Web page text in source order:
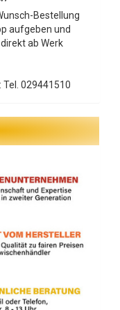
Bestellung
aufgeben und
ab Werk
Tel. 029441510